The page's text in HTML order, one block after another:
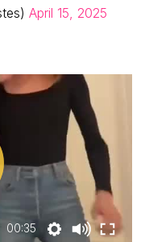
April 15, 2025
00:35